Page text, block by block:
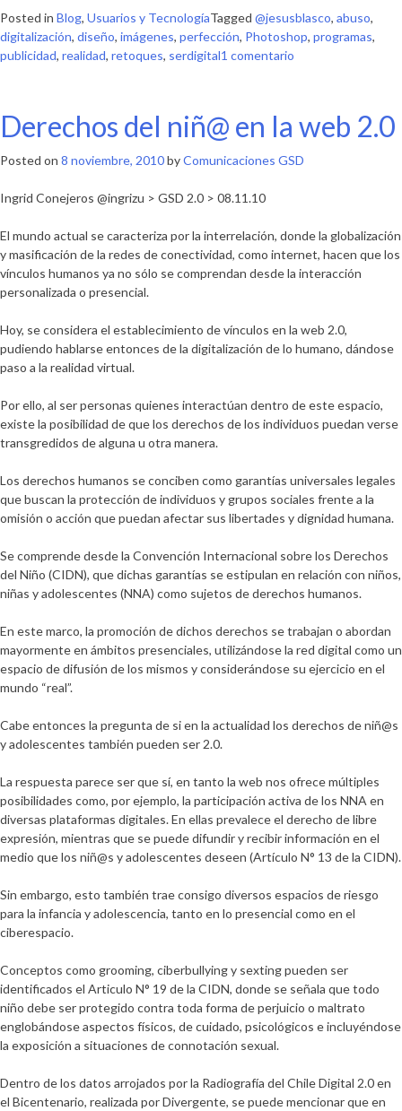
Posted in Blog, Usuarios y TecnologíaTagged @jesusblasco, abuso,
digitalización, diseño, imágenes, perfección, Photoshop, programas,
publicidad, realidad, retoques, serdigital1 comentario
cara
la
Derechos del niñ@ en la web 2.0
Posted on 8 noviembre, 2010byComunicaciones GSD
Ingrid Conejeros @ingrizu > GSD 2.0 > 08.11.10
El mundo actual se caracteriza por la interrelación, donde la globalización
y masificación de la redes de conectividad, como internet, hacen que los
vínculos humanos ya no sólo se comprendan desde la interacción
personalizada o presencial.
Hoy, se considera el establecimiento de vínculos en la web 2.0,
pudiendo hablarse entonces de la digitalización de lo humano, dándose
paso a la realidad virtual.
Por ello, al ser personas quienes interactúan dentro de este espacio,
existe la posibilidad de que los derechos de los individuos puedan verse
transgredidos de alguna u otra manera.
Los derechos humanos se conciben como garantías universales legales
que buscan la protección de individuos y grupos sociales frente a la
omisión o acción que puedan afectar sus libertades y dignidad humana.
Se comprende desde la Convención Internacional sobre los Derechos
del Niño (CIDN), que dichas garantías se estipulan en relación con niños,
niñas y adolescentes (NNA) como sujetos de derechos humanos.
En este marco, la promoción de dichos derechos se trabajan o abordan
mayormente en ámbitos presenciales, utilizándose la red digital como un
espacio de difusión de los mismos y considerándose su ejercicio en el
mundo “real”.
Cabe entonces la pregunta de si en la actualidad los derechos de niñ@s
y adolescentes también pueden ser 2.0.
La respuesta parece ser que sí, en tanto la web nos ofrece múltiples
posibilidades como, por ejemplo, la participación activa de los NNA en
diversas plataformas digitales. En ellas prevalece el derecho de libre
expresión, mientras que se puede difundir y recibir información en el
medio que los niñ@s y adolescentes deseen (Artículo N° 13 de la CIDN).
Sin embargo, esto también trae consigo diversos espacios de riesgo
para la infancia y adolescencia, tanto en lo presencial como en el
ciberespacio.
Conceptos como grooming, ciberbullying y sexting pueden ser
identificados el Articulo N° 19 de la CIDN, donde se señala que todo
niño debe ser protegido contra toda forma de perjuicio o maltrato
englobándose aspectos físicos, de cuidado, psicológicos e incluyéndose
la exposición a situaciones de connotación sexual.
Dentro de los datos arrojados por la Radiografía del Chile Digital 2.0 en
el Bicentenario, realizada por Divergente, se puede mencionar que en